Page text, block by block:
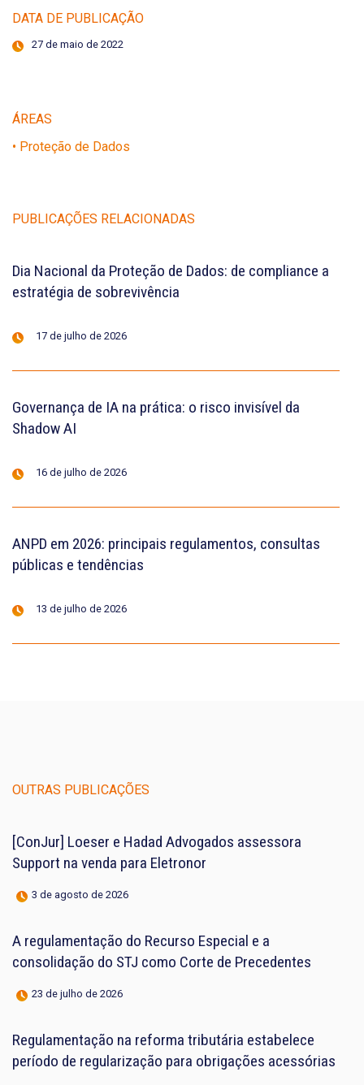
DATA DE PUBLICAÇÃO
27 de maio de 2022
ÁREAS
• Proteção de Dados
PUBLICAÇÕES RELACIONADAS
Dia Nacional da Proteção de Dados: de compliance a
estratégia de sobrevivência
17 de julho de 2026
Governança de IA na prática: o risco invisível da
Shadow AI
16 de julho de 2026
ANPD em 2026: principais regulamentos, consultas
públicas e tendências
13 de julho de 2026
OUTRAS PUBLICAÇÕES
[ConJur] Loeser e Hadad Advogados assessora
Support na venda para Eletronor
3 de agosto de 2026
A regulamentação do Recurso Especial e a
consolidação do STJ como Corte de Precedentes
23 de julho de 2026
Regulamentação na reforma tributária estabelece
período de regularização para obrigações acessórias